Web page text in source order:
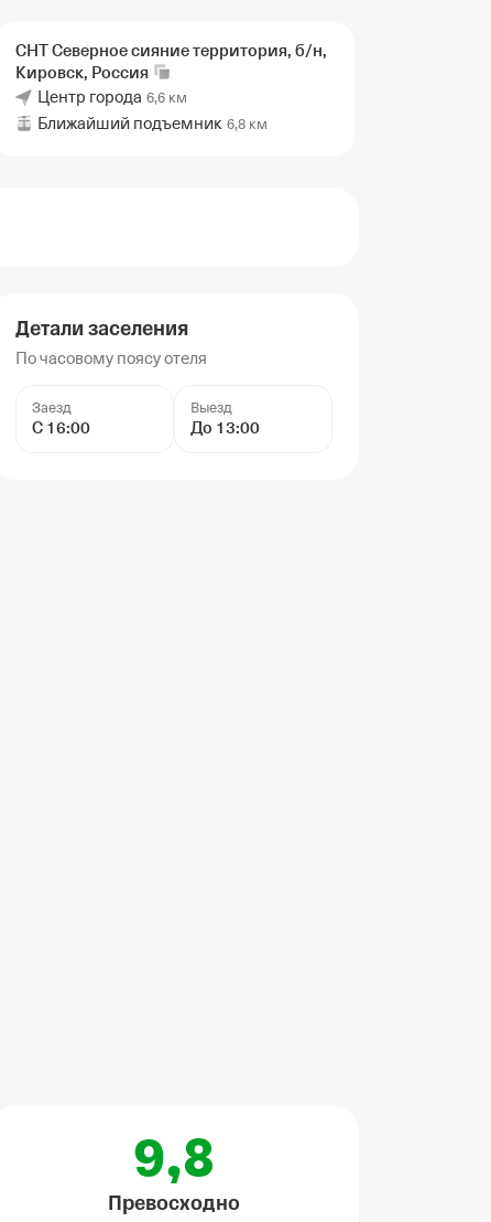
СНТ Северное сияние территория, б/н,
Кировск, Россия
Центр города 6,6 км
Ближайший подъемник 6,8 км
Детали заселения
По часовому поясу отеля
Заезд
С 16:00
Выезд
До 13:00
9,8
Превосходно